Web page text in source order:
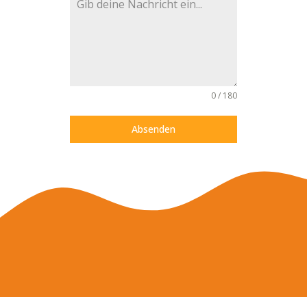
0 / 180
Absenden